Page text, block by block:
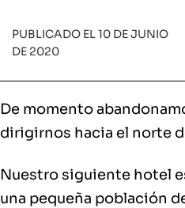
PUBLICADO EL 10 DE JUNIO
DE 2020
De momento
dirigirnos hacia el norte
Nuestro siguiente hotel
una pequeña población